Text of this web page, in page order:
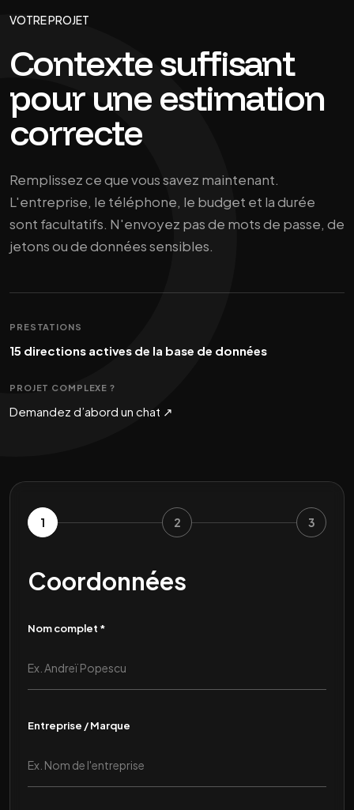
VOTRE PROJET
Contexte suffisant
pour une estimation
correcte
Remplissez ce que vous savez maintenant.
L'entreprise, le téléphone, le budget et la durée
sont facultatifs. N'envoyez pas de mots de passe, de
jetons ou de données sensibles.
PRESTATIONS
15 directions actives de la base de données
PROJET COMPLEXE ?
Demandez d’abord un chat ↗
1 2 3
Coordonnées
Nom complet *
Entreprise / Marque